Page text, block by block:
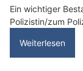
Ein wichtiger
Polizistin/zum
Weiterlesen